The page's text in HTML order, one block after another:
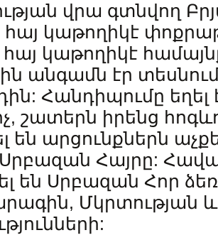
վրա գտնվող
կաթողիկէ
հայ կաթողիկէ
անգամն էր
Հանդիպումը եղել
շատերն իրենց
են արցունքներն
Հայրը:
են Սրբազան Հոր
Մկրտության